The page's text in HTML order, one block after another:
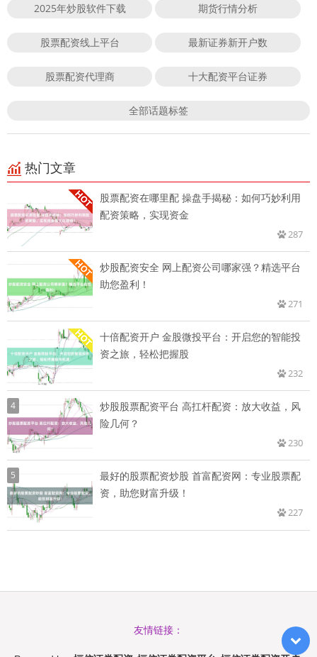
2025年炒股软件下载 期货行情分析
股票配资线上平台 最新证券新开户数
股票配资代理商 十大配资平台证券
全部话题标签
热门文章
股票配资在哪里配 操盘手揭秘：如何巧妙利用
配资策略，实现资金
287
炒股配资安全 网上配资公司哪家强？精选平台
助您盈利！
271
十倍配资开户 金股微投平台：开启您的智能投
资之旅，轻松把握股
232
4
炒股股票配资平台 高扛杆配资：放大收益，风
险几何？
230
5
最好的股票配资炒股 首富配资网：专业股票配
资，助您财富升级！
227
友情链接：